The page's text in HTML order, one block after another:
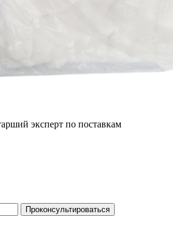
Проконсультироваться